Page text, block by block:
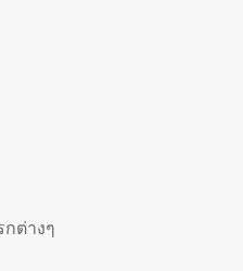
ต่างๆ